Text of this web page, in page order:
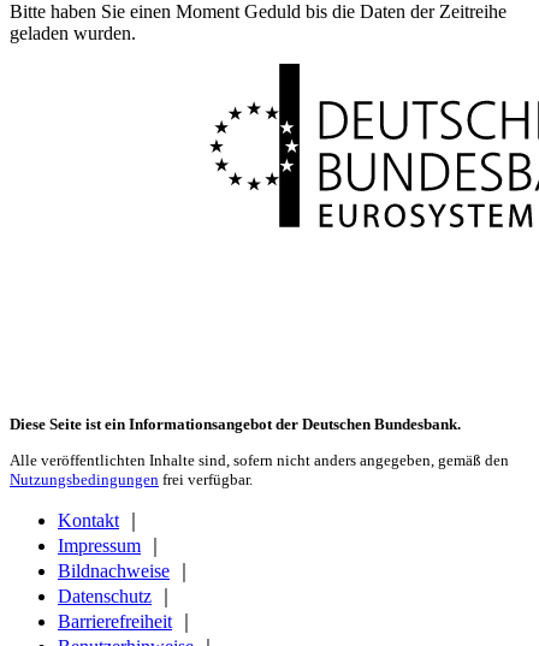
Bitte haben Sie einen Moment Geduld bis die Daten der Zeitreihe
geladen wurden.
Diese Seite ist ein Informationsangebot der Deutschen Bundesbank.
Alle veröffentlichten Inhalte sind, sofern nicht anders angegeben, gemäß den
Nutzungsbedingungen frei verfügbar.
Kontakt
Impressum
Bildnachweise
Datenschutz
Barrierefreiheit